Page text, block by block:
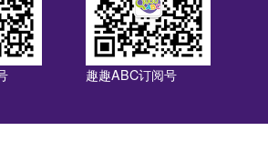
趣趣ABC订阅号